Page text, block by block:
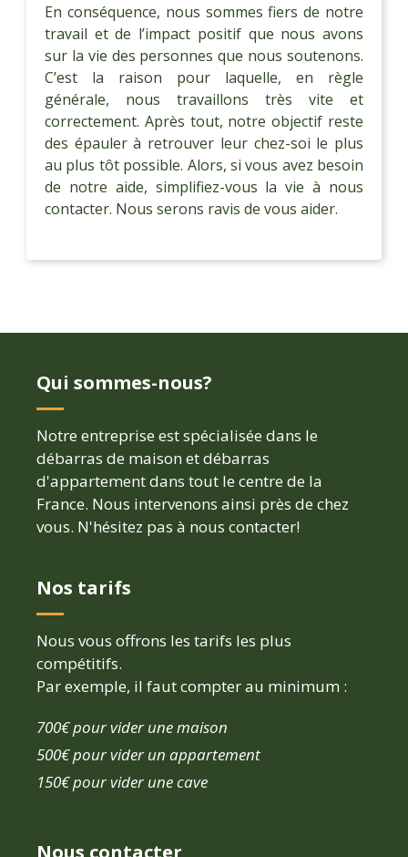
En conséquence, nous sommes fiers de notre
travail et de l’impact positif que nous avons
sur la vie des personnes que nous soutenons.
C’est la raison pour laquelle, en règle
générale, nous travaillons très vite et
correctement. Après tout, notre objectif reste
des épauler à retrouver leur chez-soi le plus
au plus tôt possible. Alors, si vous avez besoin
de notre aide, simplifiez-vous la vie à nous
contacter. Nous serons ravis de vous aider.
Qui sommes-nous?
Notre entreprise est spécialisée dans le
débarras de maison et débarras
d'appartement dans tout le centre de la
France. Nous intervenons ainsi près de chez
vous. N'hésitez pas à nous contacter!
Nos tarifs
Nous vous offrons les tarifs les plus
compétitifs.
Par exemple, il faut compter au minimum :
700€ pour vider une maison
500€ pour vider un appartement
150€ pour vider une cave
Nous contacter